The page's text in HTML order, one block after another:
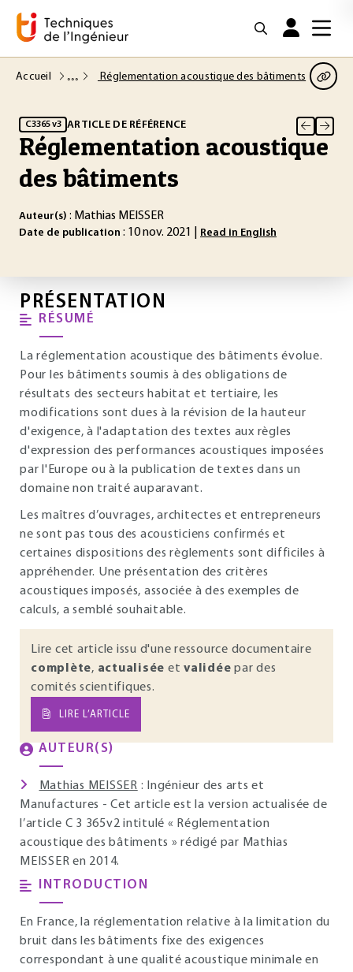
Accueil Réglementation acoustique des bâtiments
C3365 v3 ARTICLE DE RÉFÉRENCE
Réglementation acoustique
des bâtiments
Auteur(s) : Mathias MEISSER
Date de publication : 10 nov. 2021 | Read in English
PRÉSENTATION
RÉSUMÉ
La réglementation acoustique des bâtiments évolue.
Pour les bâtiments soumis à des obligations de
résultats des secteurs habitat et tertiaire, les
modifications sont dues à la révision de la hauteur
d'exigence, à l'adaptation des textes aux règles
d'expression des performances acoustiques imposées
par l'Europe ou à la publication de textes dans un
domaine non traité auparavant.
Les maîtres d’ouvrages, architectes et entrepreneurs
ne sont pas tous des acousticiens confirmés et
certaines dispositions des règlements sont difficiles à
appréhender. Une présentation des critères
acoustiques imposés, associée à des exemples de
calculs, a semblé souhaitable.
Lire cet article issu d'une ressource documentaire
complète, actualisée et validée par des
comités scientifiques.
LIRE L’ARTICLE
AUTEUR(S)
Mathias MEISSER : Ingénieur des arts et
Manufactures - Cet article est la version actualisée de
l’article C 3 365v2 intitulé « Réglementation
acoustique des bâtiments » rédigé par Mathias
MEISSER en 2014.
INTRODUCTION
En France, la réglementation relative à la limitation du
bruit dans les bâtiments fixe des exigences
correspondant à une qualité acoustique minimale en